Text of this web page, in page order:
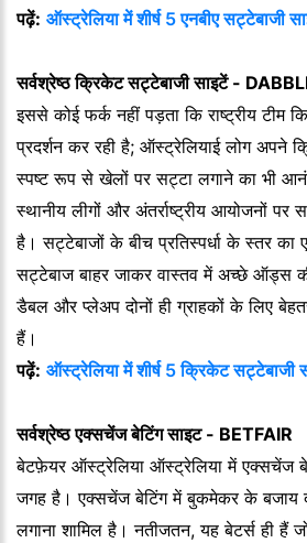
पढ़ें: ऑस्ट्रेलिया में शीर्ष 5 एनबीए सट्टेबाजी
सर्वश्रेष्ठ क्रिकेट सट्टेबाजी साइटें -
इससे कोई फर्क नहीं पड़ता कि राष्ट्रीय टीम
प्रदर्शन कर रही है; ऑस्ट्रेलियाई लोग अपने
स्पष्ट रूप से खेलों पर सट्टा लगाने का भी
स्थानीय लीगों और अंतर्राष्ट्रीय आयोजनों पर
है। सट्टेबाजों के बीच प्रतिस्पर्धा के स्तर का
सट्टेबाज बाहर जाकर वास्तव में अच्छे ऑड्स
डैबल और प्लेअप दोनों ही ग्राहकों के लिए
हैं।
पढ़ें: ऑस्ट्रेलिया में शीर्ष 5 क्रिकेट सट्टेबाजी
सर्वश्रेष्ठ एक्सचेंज बेटिंग साइट - BETFAIR
बेटफ़ेयर ऑस्ट्रेलिया ऑस्ट्रेलिया में एक्सचेंज
जगह है। एक्सचेंज बेटिंग में बुकमेकर के बजाय
लगाना शामिल है। नतीजतन, यह बेटर्स ही